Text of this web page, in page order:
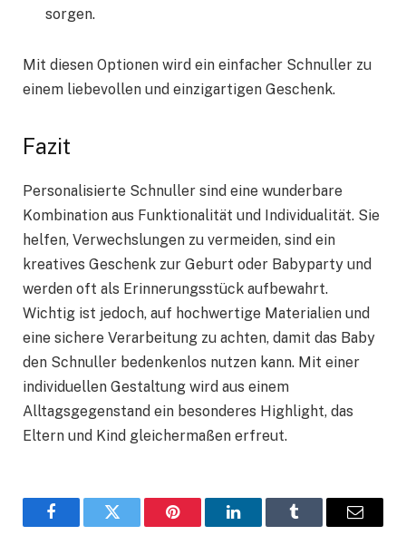
sorgen.
Mit diesen Optionen wird ein einfacher Schnuller zu
einem liebevollen und einzigartigen Geschenk.
Fazit
Personalisierte Schnuller sind eine wunderbare
Kombination aus Funktionalität und Individualität. Sie
helfen, Verwechslungen zu vermeiden, sind ein
kreatives Geschenk zur Geburt oder Babyparty und
werden oft als Erinnerungsstück aufbewahrt.
Wichtig ist jedoch, auf hochwertige Materialien und
eine sichere Verarbeitung zu achten, damit das Baby
den Schnuller bedenkenlos nutzen kann. Mit einer
individuellen Gestaltung wird aus einem
Alltagsgegenstand ein besonderes Highlight, das
Eltern und Kind gleichermaßen erfreut.
FacebookTwitter Pinterest LinkedInTumblr Email